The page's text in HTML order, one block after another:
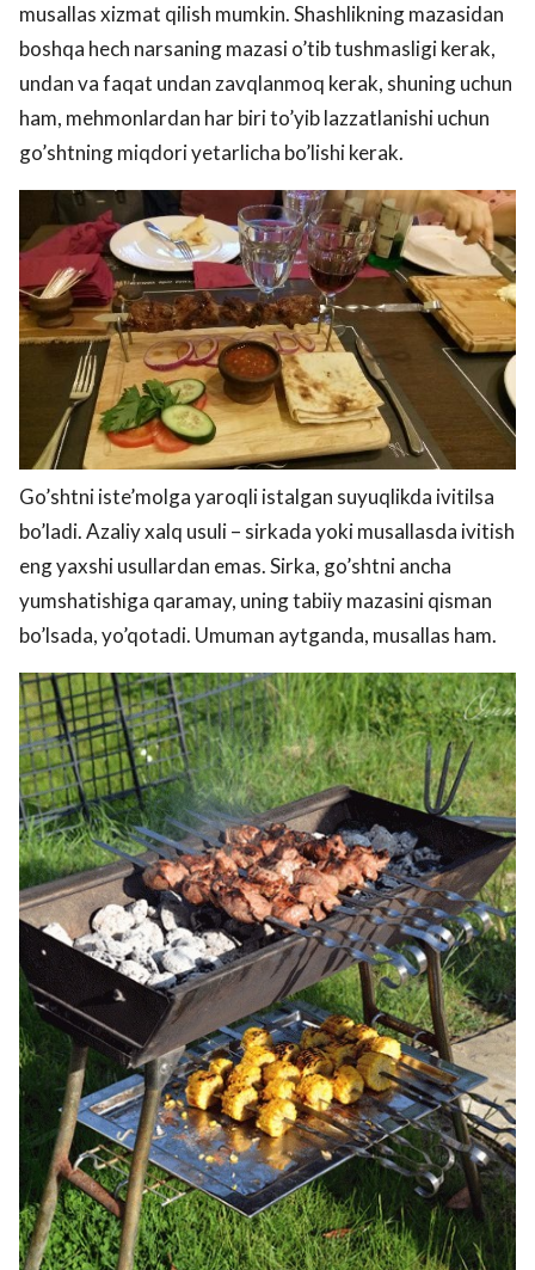
musallas xizmat qilish mumkin. Shashlikning mazasidan
boshqa hech narsaning mazasi o’tib tushmasligi kerak,
undan va faqat undan zavqlanmoq kerak, shuning uchun
ham, mehmonlardan har biri to’yib lazzatlanishi uchun
go’shtning miqdori yetarlicha bo’lishi kerak.
Go’shtni iste’molga yaroqli istalgan suyuqlikda ivitilsa
bo’ladi. Azaliy xalq usuli – sirkada yoki musallasda ivitish
eng yaxshi usullardan emas. Sirka, go’shtni ancha
yumshatishiga qaramay, uning tabiiy mazasini qisman
bo’lsada, yo’qotadi. Umuman aytganda, musallas ham.